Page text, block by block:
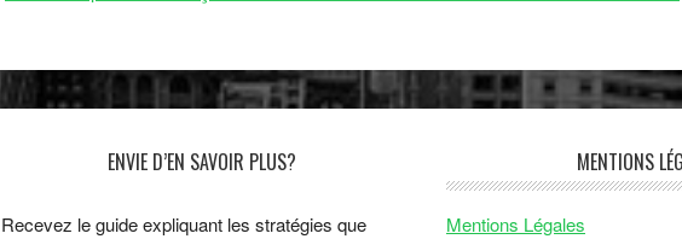
ENVIE D’EN SAVOIR PLUS?
Recevez le guide expliquant les stratégies que
MENTIONS
Mentions Légales